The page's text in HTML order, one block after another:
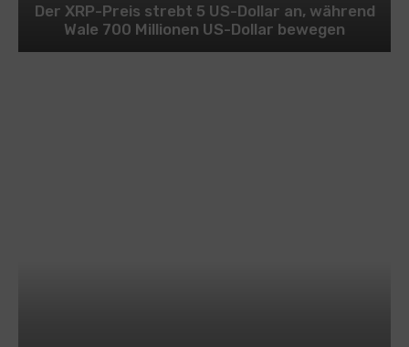
Der XRP-Preis strebt 5 US-Dollar an, während
Wale 700 Millionen US-Dollar bewegen